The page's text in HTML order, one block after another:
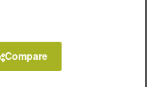
Compare